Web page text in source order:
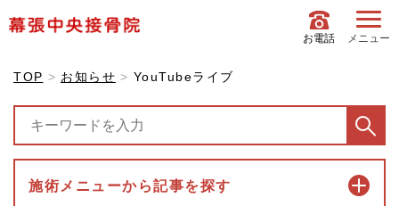
お電話 メニュー
TOP お知らせ YouTubeライブ
施術メニューから記事を探す